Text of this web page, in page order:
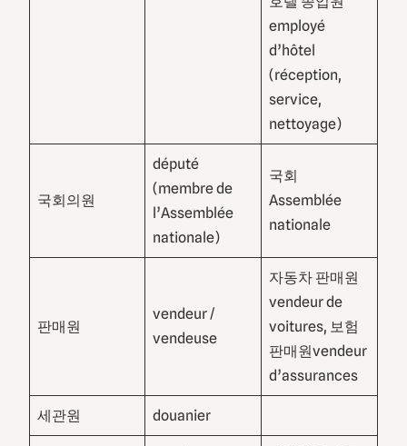
employé
d’hôtel
(réception,
service,
nettoyage)
국회의원
député
(membre de
l’Assemblée
nationale)
국회
Assemblée
nationale
판매원
vendeur /
vendeuse
자동차 판매원
vendeur de
voitures, 보험
판매원vendeur
d’assurances
세관원 douanier